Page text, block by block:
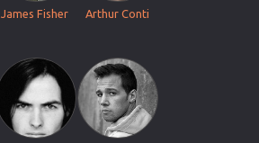
James Fisher Arthur Conti